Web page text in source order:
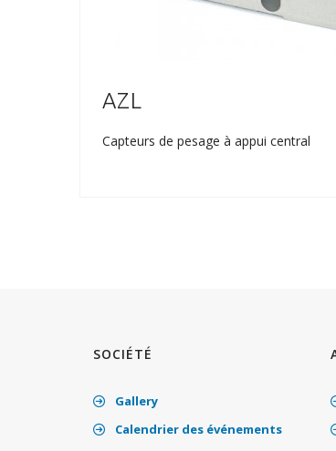
AZL
Capteurs de pesage à appui central
SOCIÉTÉ
Gallery
Calendrier des événements